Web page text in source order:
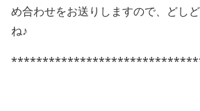
め合わせをお送りしますので、どし
ね♪